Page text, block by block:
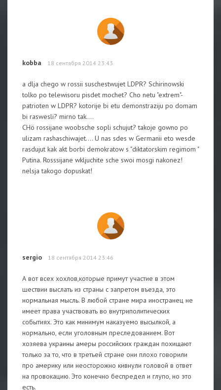
kobba 18 сентября 2014 23:43
a dlja chego w rossii suschestwujet LDPR? Schirinowski
tolko po telewisoru pisdet mochet? Cho netu "extrem"-
patrioten w LDPR? kotorije bi etu demonstraziju po domam
bi raswesli? mirno tak....
CHö rossijane woobsche sopli schujut? takoje gowno po
ulizam rashaschiwajet.... U nas sdes w Germanii eto wesde
rasdujut kak akt borbi demokratow s "diktatorskim regimom "
Putina. Rosssijane wkljuchite sche swoi mosgi nakonez!
nelsja takogo dopuskat!
sergio 18 сентября 2014 23:46
А вот всех хохлов,которые примут участие в этом
шествии выслать из страны с запретом въезда, это
нормальная мысль. В любой стране мира иностранец не
имеет права участвовать во внутриполитических
событиях. Это как минимум наказуемо высылкой, а
нормально, если уголовным преследованием. Вот
хозяева украины амеры российских граждан похищают
только за то, что в третьей стране они плохо говорили
про америку или неосторожно кивнули головой в ответ
на провокацию. Это конечно беспредел и глупо, но это
есть.